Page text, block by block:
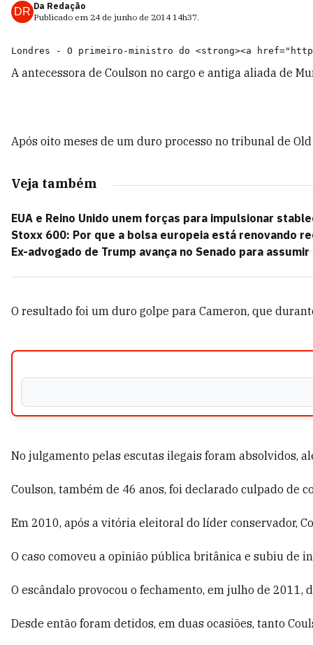
DR Da Redação
Publicado em 24 de junho de 2014 14h37.
A antecessora de Coulson no cargo e antiga aliada de
Após oito meses de um duro processo no tribunal de
Veja também
EUA e Reino Unido unem forças para impulsionar
Stoxx 600: Por que a bolsa europeia está renovando
Ex-advogado de Trump avança no Senado para
O resultado foi um duro golpe para Cameron, que
No julgamento pelas escutas ilegais foram absolvidos,
Coulson, também de 46 anos, foi declarado culpado de
Em 2010, após a vitória eleitoral do líder conservador,
O caso comoveu a opinião pública britânica e subiu de
O escândalo provocou o fechamento, em julho de
Desde então foram detidos, em duas ocasiões, tanto